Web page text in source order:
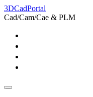
3DCadPortal
Cad/Cam/Cae & PLM